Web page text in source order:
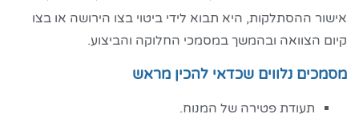
אישור ההסתלקות, היא תבוא לידי ביטוי בצו הירושה או בצו
קיום הצוואה ובהמשך במסמכי החלוקה והביצוע.
מסמכים נלווים שכדאי להכין מראש
תעודת פטירה של המנוח.